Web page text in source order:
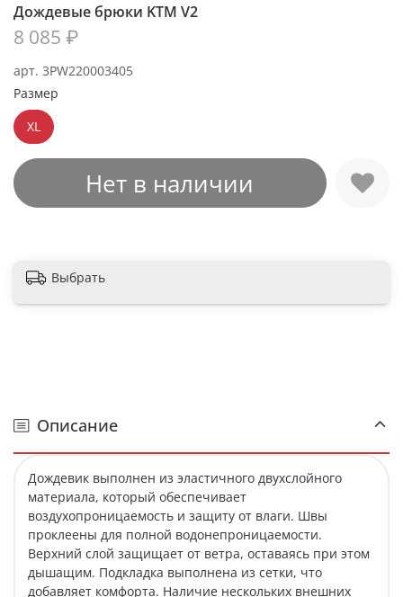
арт. 3PW220003405
Дождевые брюки KTM V2
8 085 ₽
Нет в наличии
Размер
XL
Выбрать
Описание
Дождевик выполнен из эластичного двухслойного
материала, который обеспечивает
воздухопроницаемость и защиту от влаги. Швы
проклеены для полной водонепроницаемости.
Верхний слой защищает от ветра, оставаясь при этом
дышащим. Подкладка выполнена из сетки, что
добавляет комфорта. Наличие нескольких внешних